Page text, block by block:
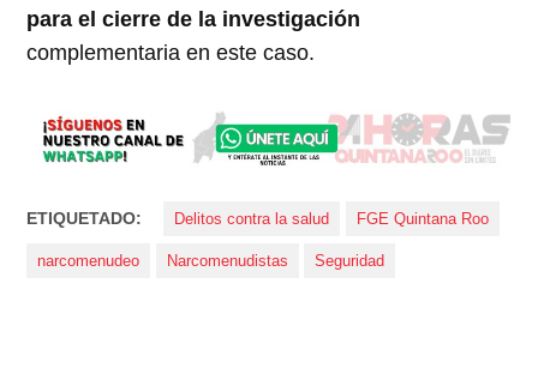
para el cierre de la investigación
complementaria en este caso.
ETIQUETADO: Delitos contra la salud FGE Quintana Roo
narcomenudeo Narcomenudistas Seguridad